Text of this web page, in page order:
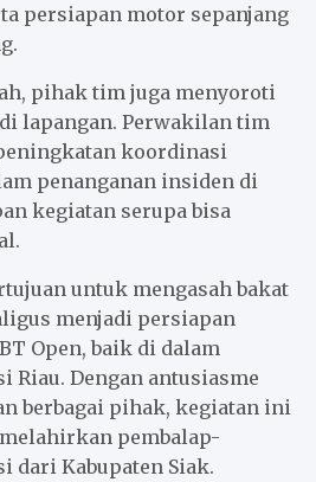
persiapan motor sepanjang
pihak tim juga menyoroti
lapangan. Perwakilan tim
koordinasi
penanganan insiden di
kegiatan serupa bisa
untuk mengasah bakat
menjadi persiapan
Open, baik di dalam
Riau. Dengan antusiasme
berbagai pihak, kegiatan ini
pembalap-
dari Kabupaten Siak.